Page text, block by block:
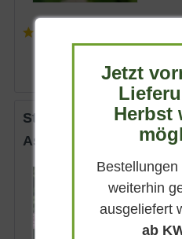
Sterndolde 'Pink
Astrantia major 'Pink
Jetzt
Herbst
weiterhin
ausgeliefert
ab